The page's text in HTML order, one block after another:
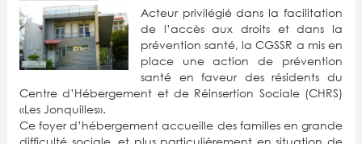
Acteur privilégié dans la facilitation
de l’accès aux droits et dans la
prévention santé, la CGSSR a mis en
place une action de prévention
santé en faveur des résidents du
Centre d’Hébergement et de Réinsertion Sociale (CHRS)
«Les Jonquilles».
Ce foyer d’hébergement accueille des familles en grande